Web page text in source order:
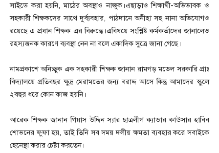
সাইডে করা হয়নি, মাঠের অবস্থাও নাজুক।এছাড়াও শিক্ষার্থী-অভিভাবক ও
সহকারী শিক্ষকদের সাথে দুর্ব্যবহার, পাঠদানে অনীহা সহ নানা অভিযোগও
রয়েছে এ প্রধান শিক্ষক এর বিরুদ্ধে।এবিষয়ে সংশ্লিষ্ট কর্মকর্তাদের জানালেও
রহস্যজনক কারণে ব্যবস্থা নেন না বলে একাদিক সুত্রে জানা গেছে।
নামপ্রকাশে অনিচ্ছুক এক সহকারী শিক্ষক জানান রামগড় মডেল সরকারি প্রাঃ
বিদ্যালয়ে প্রতিবছর ক্ষুদ্র মেরামতের জন্য বরাদ্দ আসে কিন্তু আমাদের স্কুলে
২বছর ধরে কোন কাজ হয়নি।
আরেক শিক্ষক জানান গিয়াস উদ্দিন স্যার ছাত্রলীগ ক্যাডার কাউসার হাবিব
শোভনের ফুফা হয়, তাই তিনি সব সময় দলীয় ক্ষমতা ব্যবহার করে সবাইকে
হেনেস্থা করার চেষ্টা করতেন।